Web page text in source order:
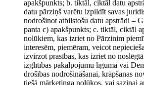
apakšpunkts; b. tiktāl, ciktāl datu
datu pārziņš varētu izpildīt savas
nodrošinot atbilstošu datu apstrādi –
panta c) apakšpunkts; c. tiktāl, ciktāl
nolūkiem, kas izriet no Pārzinim
interesēm, piemēram, veicot
izvirzot prasības, kas izriet no
izglītības pakalpojumu līguma vai
drošības nodrošināšanai, krāpšanas
tiešā mārketinga nolūkos, vai saziņai